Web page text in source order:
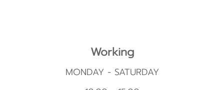
Working
MONDAY - SATURDAY